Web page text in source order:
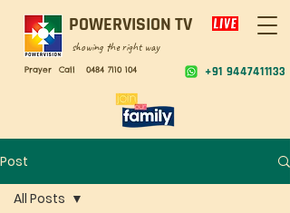
POWERVISION TV
showing the right way
+91 9447411133
Prayer Call 0484 7110 104
Post
All Posts